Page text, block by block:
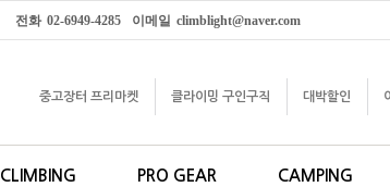
전화 02-6949-4285 이메일 climblight@naver.com
중고장터 프리마켓 클라이밍 구인구직 대박할인
CLIMBING PRO GEAR CAMPING